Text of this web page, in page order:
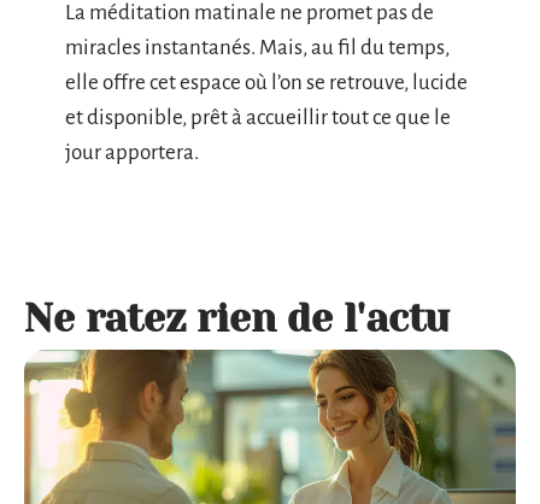
La méditation matinale ne promet pas de
miracles instantanés. Mais, au fil du temps,
elle offre cet espace où l’on se retrouve, lucide
et disponible, prêt à accueillir tout ce que le
jour apportera.
Ne ratez rien de l'actu